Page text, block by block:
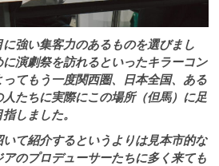
に強い集客力のあるものを選びまし
演劇祭を訪れるといったキラーコン
てもう一度関西圏、日本全国、ある
たちに実際にこの場所（但馬）に足
しました。
て紹介するというよりは見本市的な
のプロデューサーたちに多く来ても